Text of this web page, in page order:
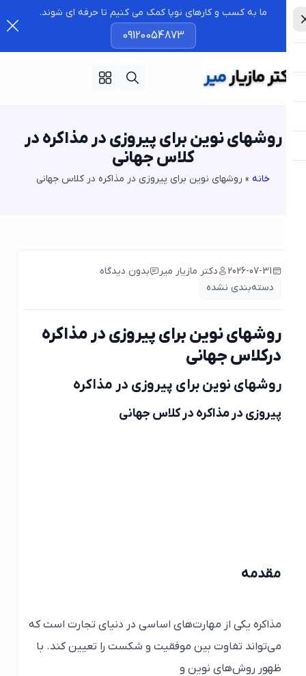
ما به کسب و کارهای نوپا کمک می کنیم تا حرفه ای شوند.
09120054873
روشهای نوین برای پیروزی در مذاکره در
کلاس جهانی
»روشهای نوین برای پیروزی در مذاکره در کلاس جهانی
2026-07-31 دکتر مازیار میر
بدون دیدگاه
دسته‌بندی نشده
روشهای نوین برای پیروزی در مذاکره
درکلاس جهانی
روشهای نوین برای پیروزی در مذاکره
پیروزی در مذاکره در کلاس جهانی
مقدمه
مذاکره یکی از مهارت‌های اساسی در دنیای تجارت است که
می‌تواند تفاوت بین موفقیت و شکست را تعیین کند. با
ظهور روش‌های نوین و